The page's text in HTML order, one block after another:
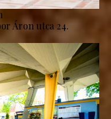
Áron utca 24.